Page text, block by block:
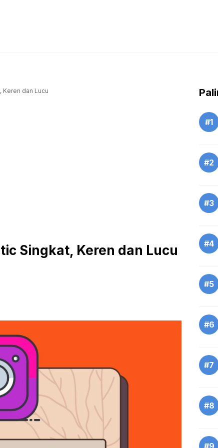
Keren dan Lucu
Singkat, Keren dan Lucu
#1
#2
#3
#4
#5
#6
#7
#8
#9